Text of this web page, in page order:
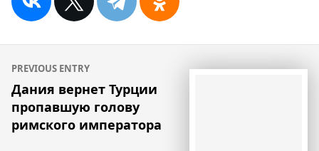
Навигация
по
записям
PREVIOUS ENTRY
Дания вернет Турции
пропавшую голову
римского императора